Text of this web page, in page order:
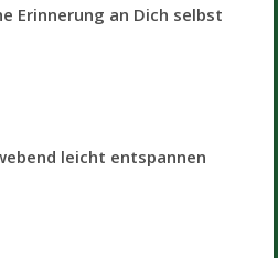
Erinnerung an Dich selbst
leicht entspannen